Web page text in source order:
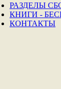
РАЗДЕЛЫ
КНИГИ -
КОНТАКТЫ